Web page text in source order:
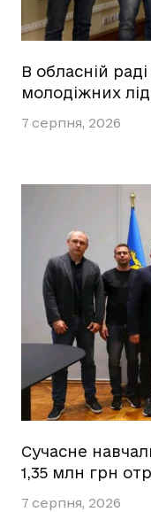
В обласній раді
молодіжних
7 серпня, 2026
Сучасне
1,35 млн грн
7 серпня, 2026